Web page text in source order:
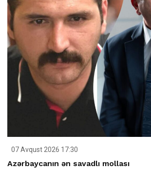
07 Avqust 2026 17:30
Azərbaycanın ən savadlı mollası